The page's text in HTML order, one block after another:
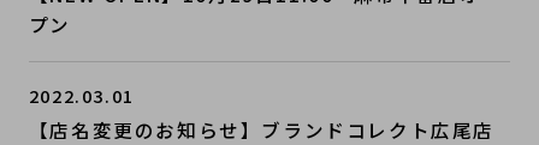
プン
2022.03.01
【店名変更のお知らせ】ブランドコレクト広尾店